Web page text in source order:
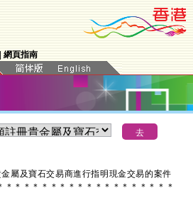
網頁指南
屬及寶石交易商進行指明現金交易的案件
＊ ＊ ＊ ＊ ＊ ＊ ＊ ＊ ＊ ＊ ＊ ＊ ＊ ＊ ＊ ＊ ＊ ＊ ＊